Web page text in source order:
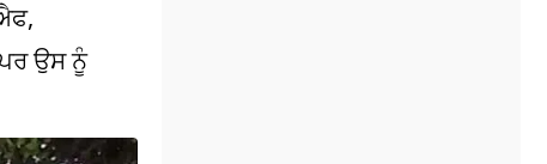
ਉਸ ਨੂੰ